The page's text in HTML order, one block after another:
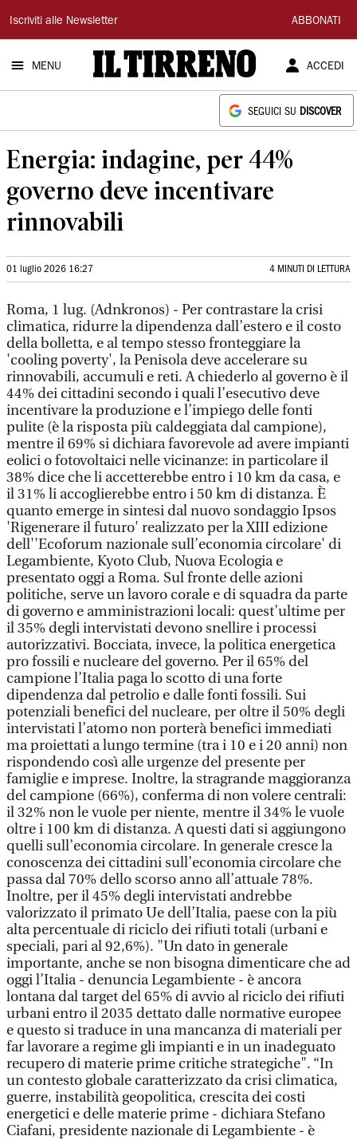
Il
Tirreno
Iscriviti alle Newsletter ABBONATI
MENU ACCEDI
SEGUICI SU DISCOVER
Energia: indagine, per 44%
governo deve incentivare
rinnovabili
01 luglio 2026 16:27 4 MINUTI DI LETTURA
Roma, 1 lug. (Adnkronos) - Per contrastare la crisi
climatica, ridurre la dipendenza dall’estero e il costo
della bolletta, e al tempo stesso fronteggiare la
'cooling poverty', la Penisola deve accelerare su
rinnovabili, accumuli e reti. A chiederlo al governo è il
44% dei cittadini secondo i quali l’esecutivo deve
incentivare la produzione e l’impiego delle fonti
pulite (è la risposta più caldeggiata dal campione),
mentre il 69% si dichiara favorevole ad avere impianti
eolici o fotovoltaici nelle vicinanze: in particolare il
38% dice che li accetterebbe entro i 10 km da casa, e
il 31% li accoglierebbe entro i 50 km di distanza. È
quanto emerge in sintesi dal nuovo sondaggio Ipsos
'Rigenerare il futuro' realizzato per la XIII edizione
dell''Ecoforum nazionale sull’economia circolare' di
Legambiente, Kyoto Club, Nuova Ecologia e
presentato oggi a Roma. Sul fronte delle azioni
politiche, serve un lavoro corale e di squadra da parte
di governo e amministrazioni locali: quest’ultime per
il 35% degli intervistati devono snellire i processi
autorizzativi. Bocciata, invece, la politica energetica
pro fossili e nucleare del governo. Per il 65% del
campione l’Italia paga lo scotto di una forte
dipendenza dal petrolio e dalle fonti fossili. Sui
potenziali benefici del nucleare, per oltre il 50% degli
intervistati l’atomo non porterà benefici immediati
ma proiettati a lungo termine (tra i 10 e i 20 anni) non
rispondendo così alle urgenze del presente per
famiglie e imprese. Inoltre, la stragrande maggioranza
del campione (66%), conferma di non volere centrali:
il 32% non le vuole per niente, mentre il 34% le vuole
oltre i 100 km di distanza. A questi dati si aggiungono
quelli sull’economia circolare. In generale cresce la
conoscenza dei cittadini sull’economia circolare che
passa dal 70% dello scorso anno all’attuale 78%.
Inoltre, per il 45% degli intervistati andrebbe
valorizzato il primato Ue dell’Italia, paese con la più
alta percentuale di riciclo dei rifiuti totali (urbani e
speciali, pari al 92,6%). "Un dato in generale
importante, anche se non bisogna dimenticare che ad
oggi l’Italia - denuncia Legambiente - è ancora
lontana dal target del 65% di avvio al riciclo dei rifiuti
urbani entro il 2035 dettato dalle normative europee
e questo si traduce in una mancanza di materiali per
far lavorare a regime gli impianti e in un inadeguato
recupero di materie prime critiche strategiche". “In
un contesto globale caratterizzato da crisi climatica,
guerre, instabilità geopolitica, crescita dei costi
energetici e delle materie prime - dichiara Stefano
Ciafani, presidente nazionale di Legambiente - è